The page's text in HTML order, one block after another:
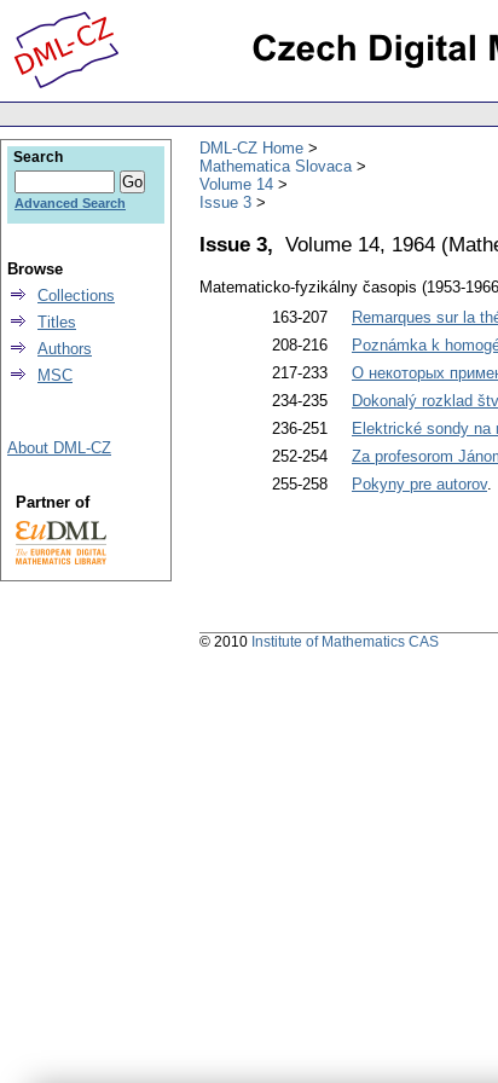
DML-CZ Home
Mathematica Slovaca
Volume 14
Issue 3
Issue 3, Volume 14, 1964 (
Matematicko-fyzikálny časopis (1953-
163-207
Remarques sur la
208-216
Poznámka k
217-233
О некоторых
234-235
Dokonalý rozklad
236-251
Elektrické sondy na
252-254
Za profesorom
255-258
Pokyny pre autorov.
Search
Advanced Search
Browse
Collections
Titles
Authors
MSC
About DML-CZ
Partner of
© 2010 Institute of Mathematics CAS